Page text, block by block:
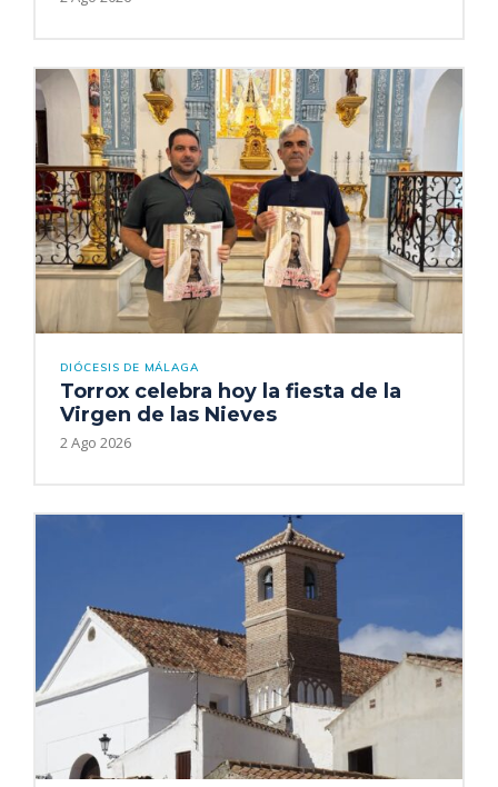
DIÓCESIS DE MÁLAGA
Torrox celebra hoy la fiesta de la
Virgen de las Nieves
2 Ago 2026